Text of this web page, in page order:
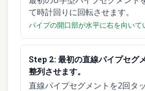
て時計回りに回転させます。
パイプの開口部が水平に右を向いて
Step 2:最初の直線パイプセグ
整列させます。
直線パイプセグメントを2回タ